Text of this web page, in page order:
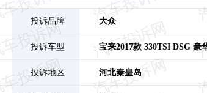
投诉品牌 大众
投诉车型 宝来2017款 330TSI DSG 豪
投诉地区 河北秦皇岛